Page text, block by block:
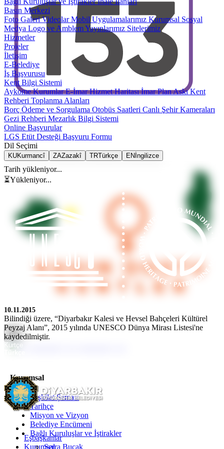
Basın Merkezi
Foto Galeri Videolar Mobil Uygulamalarımız Kurumsal Sosyal
Medya Logo ve AmblemYayınlarımız Sitelerimiz
Hizmetler
Projeler
İletişim
E-Belediye
İş Başvurusu
Kent Bilgi Sistemi
Aykome Kurumlar E-İmar Hizmet Haritası İmar Plan Askı Kent
Rehberi Toplanma Alanları
Borç Ödeme ve Sorgulama Otobüs Saatleri Canlı Şehir Kameraları
Gezi Rehberi Mezarlık Bilgi Sistemi
Online Başvurular
LGS Etüt Desteği Başvuru Formu
Dil Seçimi
KUKurmancî ZAZazakî TRTürkçe EN İngilizce
Tarih yükleniyor...
⏳Yükleniyor...
10.11.2015
Bilindiği üzere, “Diyarbakır Kalesi ve Hevsel Bahçeleri Kültürel
Peyzaj Alanı”, 2015 yılında UNESCO Dünya Mirası Listesi'ne
kaydedilmiştir.
Kürtçe
Türkçe
Eşbaşkanlar
Serra Bucak
Kurumsal
Kurumsal
Teşkilat Şeması
Tarihçe
Misyon ve Vizyon
Belediye Encümeni
Bağlı Kuruluşlar ve İştirakler